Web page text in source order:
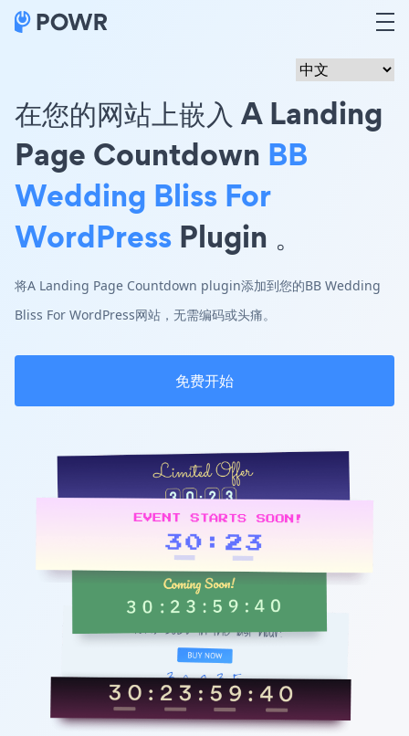
在您的网站上嵌入 A Landing
Page Countdown BB
Wedding Bliss For
WordPress Plugin 。
将A Landing Page Countdown plugin添加到您的BB Wedding
Bliss For WordPress网站，无需编码或头痛。
免费开始